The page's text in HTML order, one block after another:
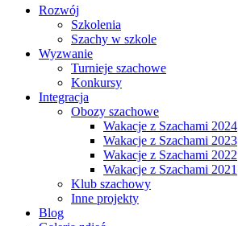
Rozwój
Szkolenia
Szachy w szkole
Wyzwanie
Turnieje szachowe
Konkursy
Integracja
Obozy szachowe
Wakacje z Szachami 2024
Wakacje z Szachami 2023
Wakacje z Szachami 2022
Wakacje z Szachami 2021
Klub szachowy
Inne projekty
Blog